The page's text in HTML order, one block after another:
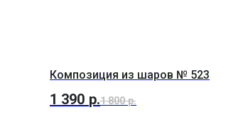
Композиция из шаров № 523
1 390 р.1 800 р.